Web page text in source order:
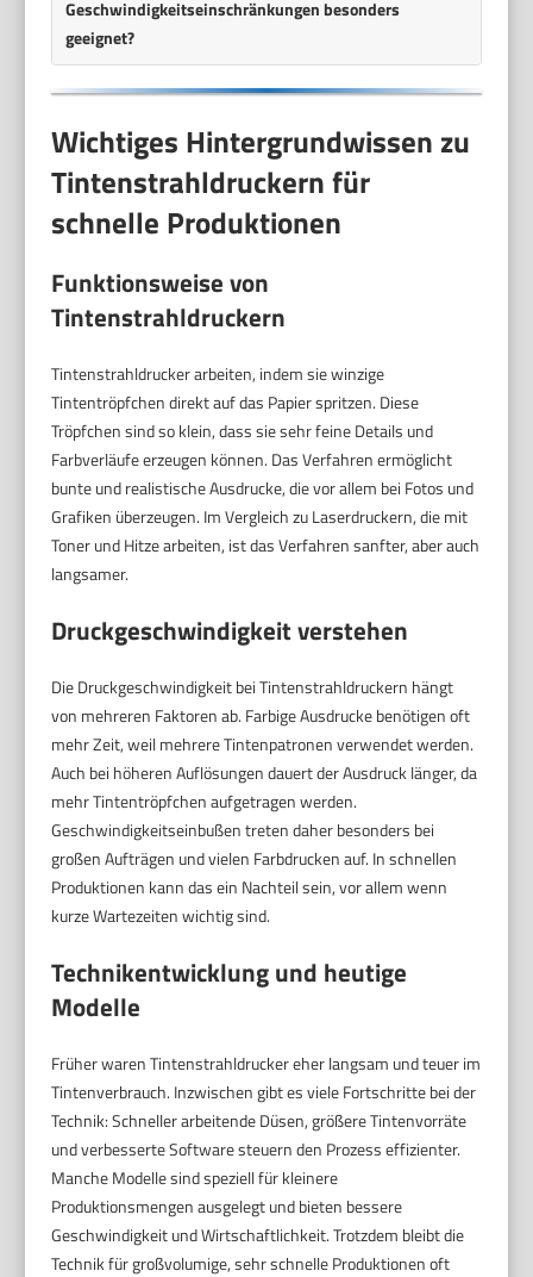
Geschwindigkeitseinschränkungen besonders
geeignet?
Wichtiges Hintergrundwissen zu
Tintenstrahldruckern für
schnelle Produktionen
Funktionsweise von
Tintenstrahldruckern
Tintenstrahldrucker arbeiten, indem sie winzige
Tintentröpfchen direkt auf das Papier spritzen. Diese
Tröpfchen sind so klein, dass sie sehr feine Details und
Farbverläufe erzeugen können. Das Verfahren ermöglicht
bunte und realistische Ausdrucke, die vor allem bei Fotos und
Grafiken überzeugen. Im Vergleich zu Laserdruckern, die mit
Toner und Hitze arbeiten, ist das Verfahren sanfter, aber auch
langsamer.
Druckgeschwindigkeit verstehen
Die Druckgeschwindigkeit bei Tintenstrahldruckern hängt
von mehreren Faktoren ab. Farbige Ausdrucke benötigen oft
mehr Zeit, weil mehrere Tintenpatronen verwendet werden.
Auch bei höheren Auflösungen dauert der Ausdruck länger, da
mehr Tintentröpfchen aufgetragen werden.
Geschwindigkeitseinbußen treten daher besonders bei
großen Aufträgen und vielen Farbdrucken auf. In schnellen
Produktionen kann das ein Nachteil sein, vor allem wenn
kurze Wartezeiten wichtig sind.
Technikentwicklung und heutige
Modelle
Früher waren Tintenstrahldrucker eher langsam und teuer im
Tintenverbrauch. Inzwischen gibt es viele Fortschritte bei der
Technik: Schneller arbeitende Düsen, größere Tintenvorräte
und verbesserte Software steuern den Prozess effizienter.
Manche Modelle sind speziell für kleinere
Produktionsmengen ausgelegt und bieten bessere
Geschwindigkeit und Wirtschaftlichkeit. Trotzdem bleibt die
Technik für großvolumige, sehr schnelle Produktionen oft